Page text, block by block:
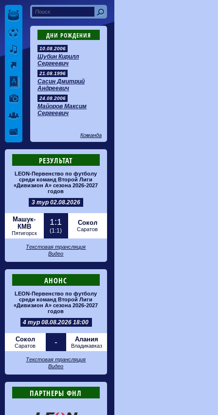
ДНИ РОЖДЕНИЯ
10.08.2006
Шубин Кирилл
Сергеевич
21.08.1996
Сасин Дмитрий
Андреевич
24.08.2006
Майоров Максим
Сергеевич
Команда
РЕЗУЛЬТАТ
LEON-Первенство по футболу
среди команд Второй Лиги
«Дивизион А» сезона 2026-2027
годов
3 тур 02.08.2026
Машук-
КМВ
Пятигорск
1:1
(1:1)
Сокол
Саратов
Текстовая трансляция
Видео
АНОНС
LEON-Первенство по футболу
среди команд Второй Лиги
«Дивизион А» сезона 2026-2027
годов
4 тур 08.08.2026 18:00
Сокол
Саратов - Алания
Владикавказ
Текстовая трансляция
Видео
ПАРТНЕРЫ ФНЛ